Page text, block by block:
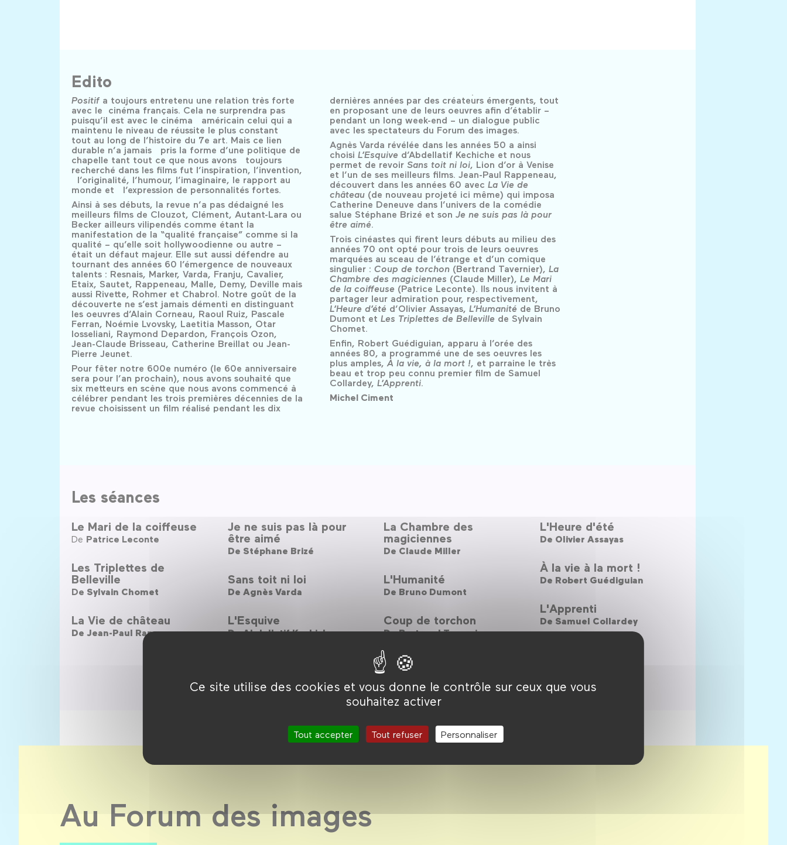
Ce site utilise des cookies et vous donne le contrôle sur ceux que vous
souhaitez activer
Tout accepter Tout refuser Personnaliser
Edito
Positif a toujours entretenu une relation très forte
avec le cinéma français. Cela ne surprendra pas
puisqu’il est avec le cinéma américain celui qui a
maintenu le niveau de réussite le plus constant
tout au long de l’histoire du 7e art. Mais ce lien
durable n’a jamais pris la forme d’une politique de
chapelle tant tout ce que nous avons toujours
recherché dans les films fut l’inspiration, l’invention,
l’originalité, l’humour, l’imaginaire, le rapport au
monde et l’expression de personnalités fortes.
Ainsi à ses débuts, la revue n’a pas dédaigné les
meilleurs films de Clouzot, Clément, Autant-Lara ou
Becker ailleurs vilipendés comme étant la
manifestation de la “qualité française” comme si la
qualité – qu’elle soit hollywoodienne ou autre –
était un défaut majeur. Elle sut aussi défendre au
tournant des années 60 l’émergence de nouveaux
talents : Resnais, Marker, Varda, Franju, Cavalier,
Etaix, Sautet, Rappeneau, Malle, Demy, Deville mais
aussi Rivette, Rohmer et Chabrol. Notre goût de la
découverte ne s’est jamais démenti en distinguant
les oeuvres d’Alain Corneau, Raoul Ruiz, Pascale
Ferran, Noémie Lvovsky, Laetitia Masson, Otar
Iosseliani, Raymond Depardon, François Ozon,
Jean-Claude Brisseau, Catherine Breillat ou Jean-
Pierre Jeunet.
Pour fêter notre 600e numéro (le 60e anniversaire
sera pour l’an prochain), nous avons souhaité que
six metteurs en scène que nous avons commencé à
célébrer pendant les trois premières décennies de la
revue choisissent un film réalisé pendant les dix
dernières années par des créateurs émergents, tout
en proposant une de leurs oeuvres afin d’établir –
pendant un long week-end – un dialogue public
avec les spectateurs du Forum des images.
Agnès Varda révélée dans les années 50 a ainsi
choisi L’Esquive d’Abdellatif Kechiche et nous
permet de revoir Sans toit ni loi, Lion d’or à Venise
et l’un de ses meilleurs films. Jean-Paul Rappeneau,
découvert dans les années 60 avec La Vie de
château(de nouveau projeté ici même) qui imposa
Catherine Deneuve dans l’univers de la comédie
salue Stéphane Brizé et son Je ne suis pas là pour
être aimé.
Trois cinéastes qui firent leurs débuts au milieu des
années 70 ont opté pour trois de leurs oeuvres
marquées au sceau de l’étrange et d’un comique
singulier : Coup de torchon(Bertrand Tavernier), La
Chambre des magiciennes (Claude Miller), Le Mari
de la coiffeuse (Patrice Leconte). Ils nous invitent à
partager leur admiration pour, respectivement,
L’Heure d’été d’Olivier Assayas, L’Humanité de Bruno
Dumont et Les Triplettes de Belleville de Sylvain
Chomet.
Enfin, Robert Guédiguian, apparu à l’orée des
années 80, a programmé une de ses oeuvres les
plus amples, À la vie, à la mort !, et parraine le très
beau et trop peu connu premier film de Samuel
Collardey, L’Apprenti.
Michel Ciment
Les séances
Le Mari de la coiffeuse
De Patrice Leconte
Les Triplettes de
Belleville
De Sylvain Chomet
La Vie de château
De Jean-Paul Rappeneau
Je ne suis pas là pour
être aimé
De Stéphane Brizé
Sans toit ni loi
De Agnès Varda
L'Esquive
DeAbdellatif Kechiche
La Chambre des
magiciennes
De Claude Miller
L'Humanité
De Bruno Dumont
Coup de torchon
DeBertrand Tavernier
L'Heure d'été
De Olivier Assayas
À la vie à la mort !
De Robert Guédiguian
L'Apprenti
De Samuel Collardey
Au Forum des images